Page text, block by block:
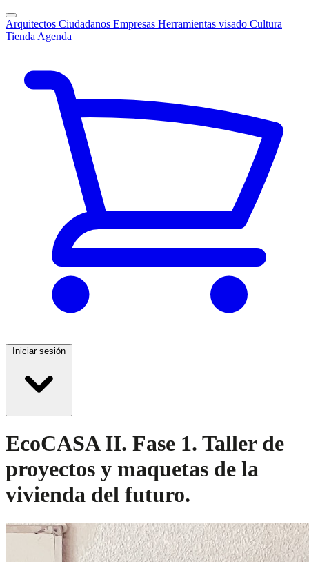
Arquitectos Ciudadanos Empresas Herramientas visado Cultura
Tienda Agenda
Iniciar sesión
EcoCASA II. Fase 1. Taller de
proyectos y maquetas de la
vivienda del futuro.